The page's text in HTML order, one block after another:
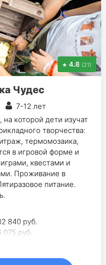
4.8 (21)
Чудес
7-12 лет
которой дети изучат
творчества:
термомозаика,
в игровой форме и
квестами и
Проживание в
питание.
840 руб.
075 руб.
руб.